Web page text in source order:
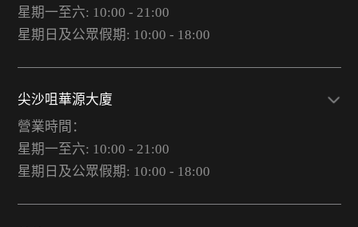
星期一至六: 10:00 - 21:00
星期日及公眾假期: 10:00 - 18:00
尖沙咀華源大廈
營業時間：
星期一至六: 10:00 - 21:00
星期日及公眾假期: 10:00 - 18:00